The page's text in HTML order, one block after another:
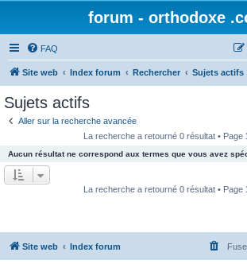
forum - orthodoxe
FAQ
Site web Index forum Rechercher Sujets actifs
Sujets actifs
Aller sur la recherche avancée
La recherche a retourné 0 résultat • Page
Aucun résultat ne correspond aux termes que vous avez
La recherche a retourné 0 résultat • Page
Site web Index forum